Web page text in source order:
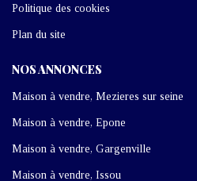
Politique des cookies
Plan du site
NOS ANNONCES
Maison à vendre, Mezieres sur seine
Maison à vendre, Epone
Maison à vendre, Gargenville
Maison à vendre, Issou